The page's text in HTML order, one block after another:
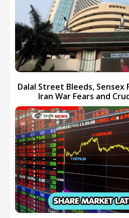
Dalal Street Bleeds, Sensex
Iran War Fears and